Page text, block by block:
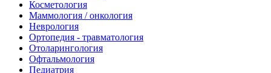
Косметология
Маммология / онкология
Неврология
Ортопедия - травматология
Отоларингология
Офтальмология
Педиатрия